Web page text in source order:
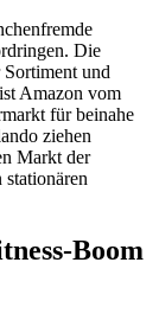
Die
und
Amazon vom
für beinahe
ziehen
Markt der
Boom